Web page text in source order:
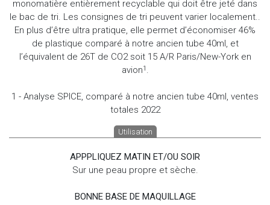
monomatière entièrement recyclable qui doit être jeté dans
le bac de tri. Les consignes de tri peuvent varier localement..
En plus d’être ultra pratique, elle permet d’économiser 46%
de plastique comparé à notre ancien tube 40ml, et
l’équivalent de 26T de CO2 soit 15 A/R Paris/New-York en
avion1 .
1 - Analyse SPICE, comparé à notre ancien tube 40ml, ventes
totales 2022
Utilisation
APPPLIQUEZ MATIN ET/OU SOIR
Sur une peau propre et sèche.
BONNE BASE DE MAQUILLAGE